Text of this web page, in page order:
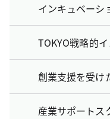
インキュベーシ
TOKYO戦略的
創業支援を受け
産業サポートス